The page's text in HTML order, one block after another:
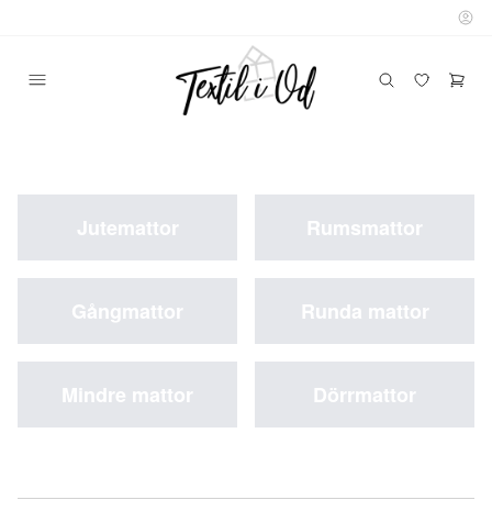
Jutemattor Rumsmattor
Gångmattor Runda mattor
Mindre mattor Dörrmattor